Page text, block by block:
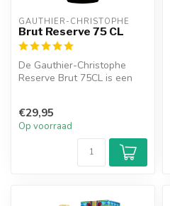
GAUTHIER-CHRISTOPHE
Brut Reserve 75 CL
De Gauthier-Christophe
Reserve Brut 75CL is een
€29,95
Op voorraad